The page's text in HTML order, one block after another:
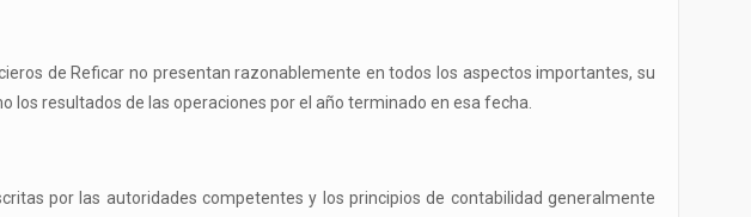
de Reficar no presentan razonablemente en todos los aspectos importantes, su
los resultados de las operaciones por el año terminado en esa fecha.
por las autoridades competentes y los principios de contabilidad generalmente